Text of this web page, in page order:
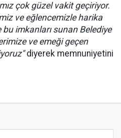
çok güzel vakit geçiriyor.
ve eğlencemizle harika
imkanları sunan Belediye
ve emeği geçen
diyerek memnuniyetini